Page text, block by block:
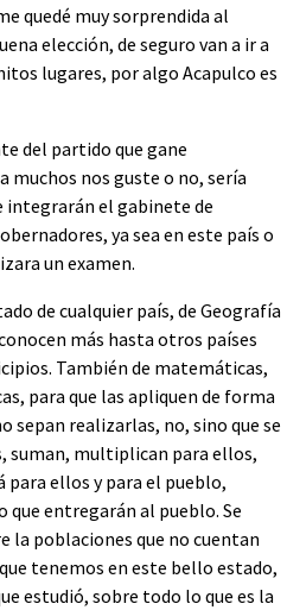
quedé muy sorprendida al
elección, de seguro van a ir a
lugares, por algo Acapulco es
del partido que gane
muchos nos guste o no, sería
integrarán el gabinete de
ya sea en este país o
un examen.
de cualquier país, de Geografía
más hasta otros países
También de matemáticas,
para que las apliquen de forma
sepan realizarlas, no, sino que se
suman, multiplican para ellos,
para ellos y para el pueblo,
que entregarán al pueblo. Se
poblaciones que no cuentan
tenemos en este bello estado,
estudió, sobre todo lo que es la